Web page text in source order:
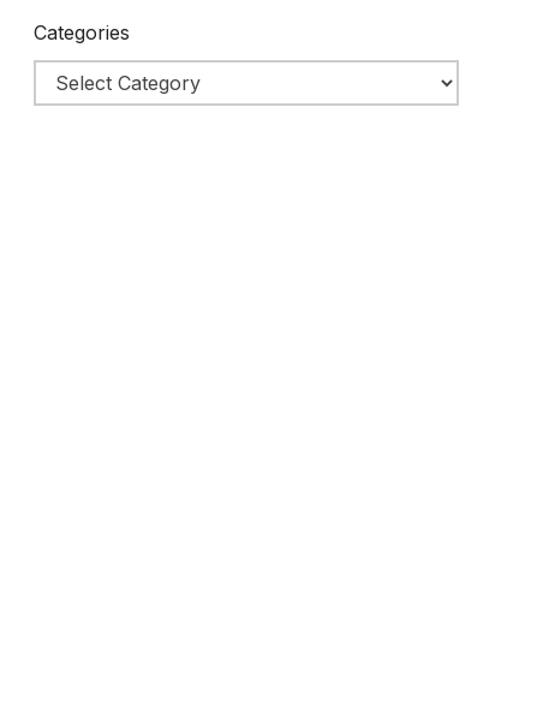
Categories